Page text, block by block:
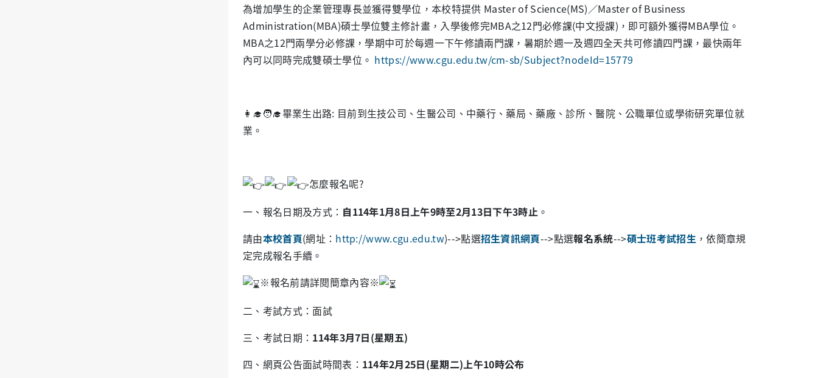
為增加學生的企業管理專長並獲得雙學位，本校特提供 Master of Science(MS)／Master of Business
Administration(MBA)碩士學位雙主修計畫，入學後修完MBA之12門必修課(中文授課)，即可額外獲得MBA學位。
MBA之12門兩學分必修課，學期中可於每週一下午修讀兩門課，暑期於週一及週四全天共可修讀四門課，最快兩年
內可以同時完成雙碩士學位。 https://www.cgu.edu.tw/cm-sb/Subject?nodeId=15779
👩‍🎓🧑‍🎓畢業生出路: 目前到生技公司、生醫公司、中藥行、藥局、藥廠、診所、醫院、公職單位或學術研究單位就
業。
怎麼報名呢?
一、報名日期及方式： 自114年1月8日上午9時至2月13日下午3時止。
請由本校首頁(網址： http://www.cgu.edu.tw)-->點選招生資訊網頁-->點選報名系統-->碩士班考試招生，依簡章規
定完成報名手續。
※報名前請詳閱簡章內容※
二、考試方式：面試
三、考試日期： 114年3月7日(星期五)
四、網頁公告面試時間表： 114年2月25日(星期二)上午10時公布